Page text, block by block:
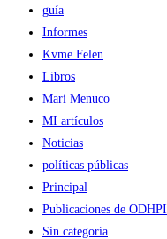
guía
Informes
Kvme Felen
Libros
Mari Menuco
MI artículos
Noticias
políticas públicas
Principal
Publicaciones de ODHPI
Sin categoría